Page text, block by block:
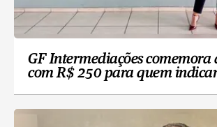
GF Intermediações comemora
com R$ 250 para quem